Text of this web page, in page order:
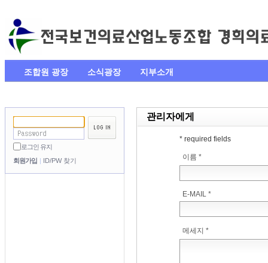
조합원 광장 소식광장 지부소개
로그인 유지
회원가입
ID/PW 찾기
관리자에게
* required fields
이름 *
E-MAIL *
메세지 *